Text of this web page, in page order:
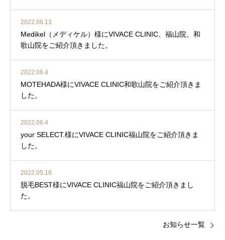
2022.06.13
Medikel（メディケル）様にVIVACE CLINIC、福山院、和
歌山院をご紹介頂きました。
2022.06.4
MOTEHADA様にVIVACE CLINIC和歌山院をご紹介頂きま
した。
2022.06.4
your SELECT.様にVIVACE CLINIC福山院をご紹介頂きま
した。
2022.05.16
脱毛BEST様にVIVACE CLINIC福山院をご紹介頂きまし
た。
お知らせ一覧